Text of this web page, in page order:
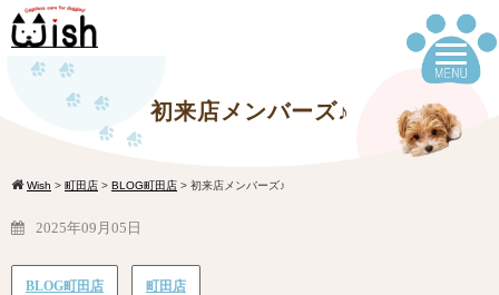
初来店メンバーズ♪
Wish > 町田店 > BLOG町田店 > 初来店メンバーズ♪
2025年09月05日
BLOG町田店 町田店